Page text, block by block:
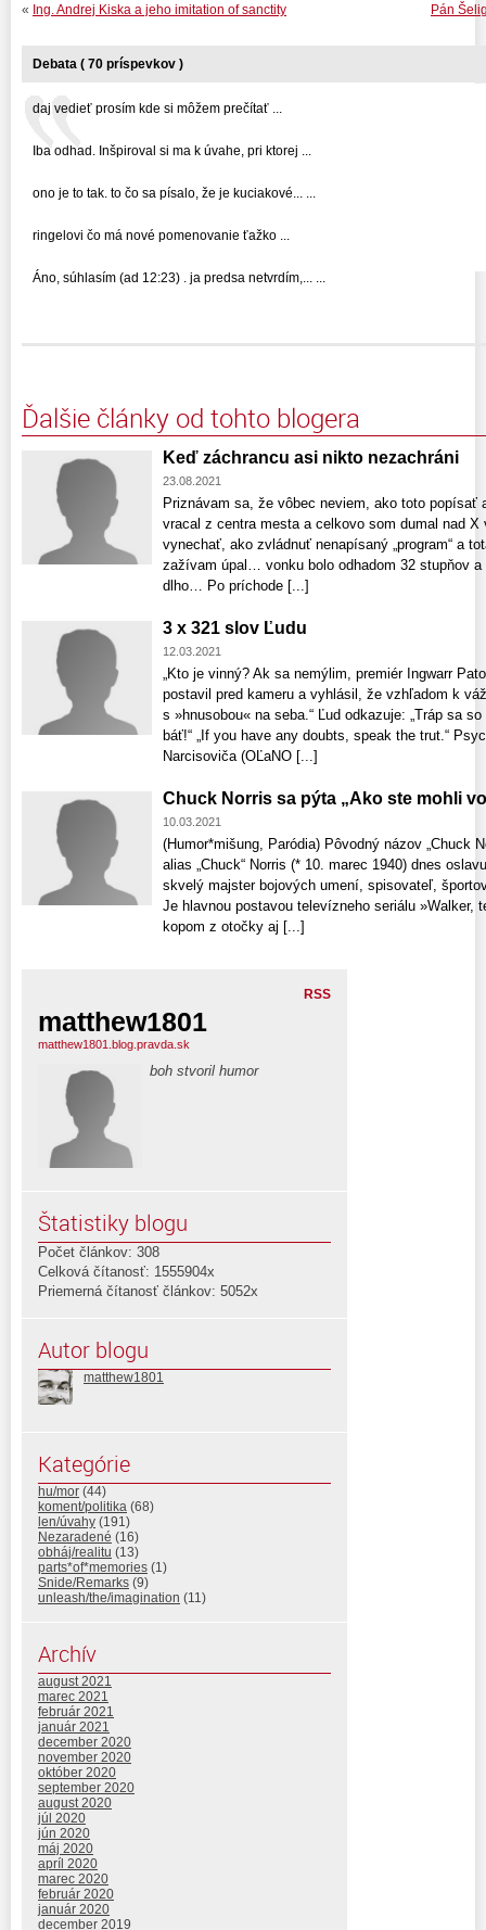
Pán
« Ing. Andrej Kiska a jeho imitation of sanctity
Debata ( 70 príspevkov )
daj vedieť prosím kde si môžem prečítať ...
Iba odhad. Inšpiroval si ma k úvahe, pri ktorej ...
ono je to tak. to čo sa písalo, že je kuciakové... ...
ringelovi čo má nové pomenovanie ťažko ...
Áno, súhlasím (ad 12:23) . ja predsa netvrdím,... ...
Ďalšie články od tohto blogera
Keď záchrancu asi nikto nezachráni
23.08.2021
Priznávam sa, že vôbec neviem, ako toto
vracal z centra mesta a celkovo som dumal nad
vynechať, ako zvládnuť nenapísaný „program“ a
zažívam úpal… vonku bolo odhadom 32 stupňov
dlho… Po príchode [...]
3 x 321 slov Ľudu
12.03.2021
„Kto je vinný? Ak sa nemýlim, premiér Ingwarr
postavil pred kameru a vyhlásil, že vzhľadom k
s »hnusobou« na seba.“ Ľud odkazuje: „Tráp sa
báť!“ „If you have any doubts, speak the trut.“
Narcisoviča (OĽaNO [...]
Chuck Norris sa pýta „Ako ste mohli
10.03.2021
(Humor*mišung, Paródia) Pôvodný názov „Chuck
alias „Chuck“ Norris (* 10. marec 1940) dnes
skvelý majster bojových umení, spisovateľ,
Je hlavnou postavou televízneho seriálu »Walker,
kopom z otočky aj [...]
RSS
matthew1801
matthew1801.blog.pravda.sk
boh stvoril humor
Štatistiky blogu
Počet článkov: 308
Celková čítanosť: 1555904x
Priemerná čítanosť článkov: 5052x
Autor blogu
matthew1801
Kategórie
hu/mor (44)
koment/politika (68)
len/úvahy (191)
Nezaradené (16)
obháj/realitu (13)
parts*of*memories (1)
Snide/Remarks (9)
unleash/the/imagination (11)
Archív
august 2021
marec 2021
február 2021
január 2021
december 2020
november 2020
október 2020
september 2020
august 2020
júl 2020
jún 2020
máj 2020
apríl 2020
marec 2020
február 2020
január 2020
december 2019